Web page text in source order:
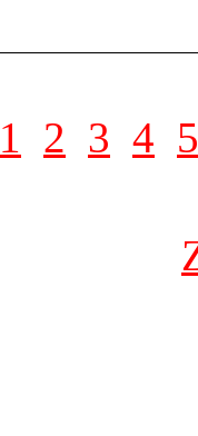
1 2 3 4 5